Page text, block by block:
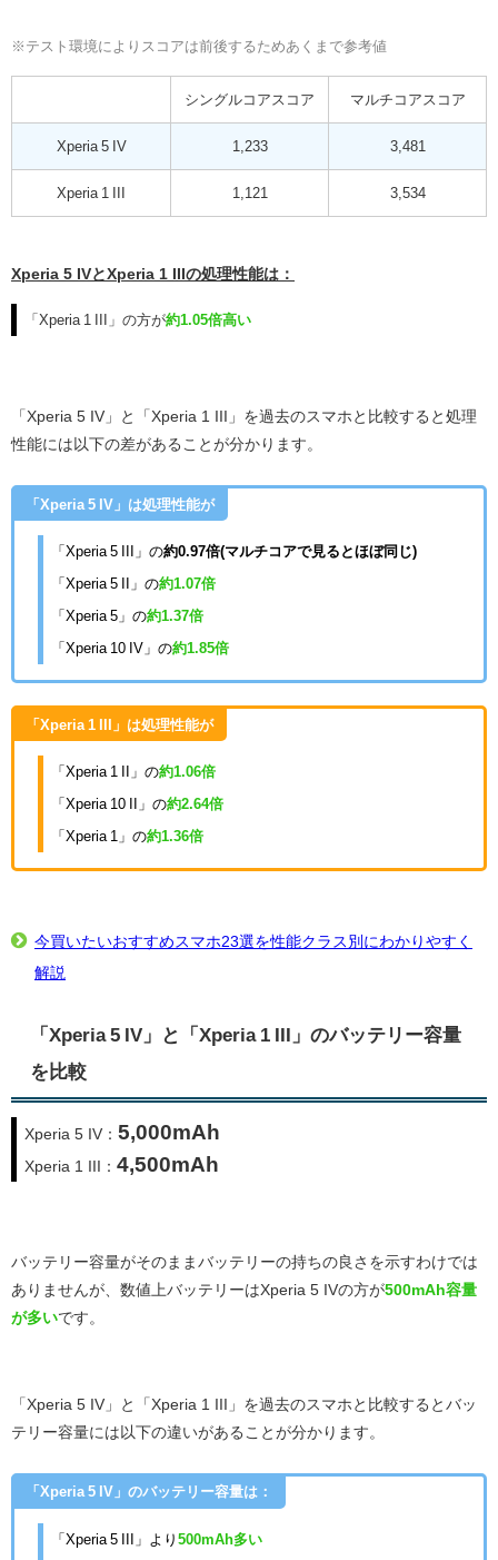
※テスト環境によりスコアは前後するためあくまで参考値
シングルコアスコア マルチコアスコア
Xperia 5 IV 1,233 3,481
Xperia 1 III 1,121 3,534
Xperia 5 IVとXperia 1 IIIの処理性能は：
「Xperia 1 III」の方が約1.05倍高い
「Xperia 5 IV」と「Xperia 1 III」を過去のスマホと比較すると処理
性能には以下の差があることが分かります。
「Xperia 5 IV」は処理性能が
「Xperia 5 III」の約0.97倍(マルチコアで見るとほぼ同じ)
「Xperia 5 II」の約1.07倍
「Xperia 5」の約1.37倍
「Xperia 10 IV」の約1.85倍
「Xperia 1 III」は処理性能が
「Xperia 1 II」の約1.06倍
「Xperia 10 II」の約2.64倍
「Xperia 1」の約1.36倍
今買いたいおすすめスマホ23選を性能クラス別にわかりやすく
解説
「Xperia 5 IV」と「Xperia 1 III」のバッテリー容量
を比較
Xperia 5 IV： 5,000mAh
Xperia 1 III： 4,500mAh
バッテリー容量がそのままバッテリーの持ちの良さを示すわけでは
ありませんが、数値上バッテリーはXperia 5 IVの方が500mAh容量
が多いです。
「Xperia 5 IV」と「Xperia 1 III」を過去のスマホと比較するとバッ
テリー容量には以下の違いがあることが分かります。
「Xperia 5 IV」のバッテリー容量は：
「Xperia 5 III」より 500mAh多い